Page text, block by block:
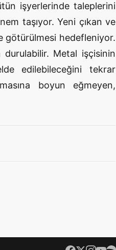
işyerlerinde taleplerini
taşıyor. Yeni çıkan ve
götürülmesi hedefleniyor.
durulabilir. Metal işçisinin
edilebileceğini tekrar
boyun eğmeyen,